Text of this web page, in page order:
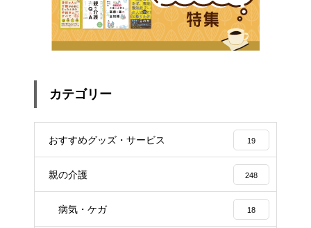
カテゴリー
おすすめグッズ・サービス 19
親の介護 248
病気・ケガ 18